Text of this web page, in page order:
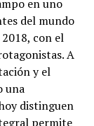
en uno
del mundo
con el
A
y el
una
distinguen
permite